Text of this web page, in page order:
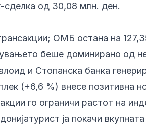
сделка од 30,08 млн. ден.
ОМБ остана на
беше доминирано од
и Стопанска банка
(+6,6 %) внесе позитивна
го ограничи растот на
ја покачи